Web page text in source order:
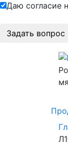
Даю согласие